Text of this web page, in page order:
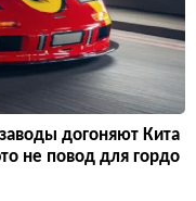
догоняют Кита
не повод для гордо